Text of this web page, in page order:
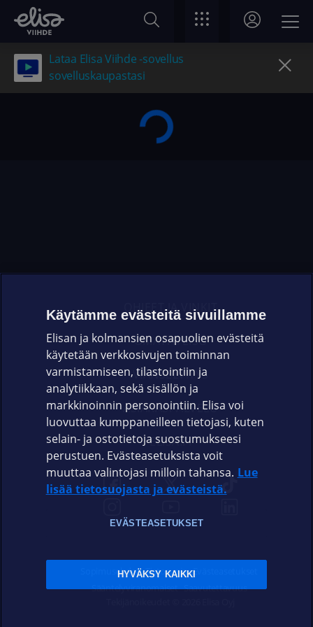
Lataa Elisa Viihde -sovellus
sovelluskaupastasi
OHJEET JA VINKIT
OMAYHTEISÖ
VIANSELVITYS
ASIAKASPALVELU
ELISA.FI
Sopimusehdot Tietosuoja Evästeasetukset
Sääntelyviranomaiset Saavutettavuus
Käytämme evästeitä sivuillamme
Elisan ja kolmansien osapuolien evästeitä
käytetään verkkosivujen toiminnan
varmistamiseen, tilastointiin ja
analytiikkaan, sekä sisällön ja
markkinoinnin personointiin. Elisa voi
luovuttaa kumppaneilleen tietojasi, kuten
selain- ja ostotietoja suostumukseesi
perustuen. Evästeasetuksista voit
muuttaa valintojasi milloin tahansa. Lue
lisää tietosuojasta ja evästeistä.
EVÄSTEASETUKSET
HYVÄKSY KAIKKI